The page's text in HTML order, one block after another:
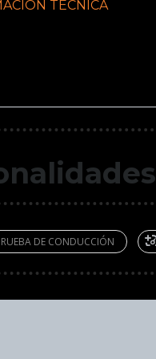
TECNICA
DE CONDUCCIÓN